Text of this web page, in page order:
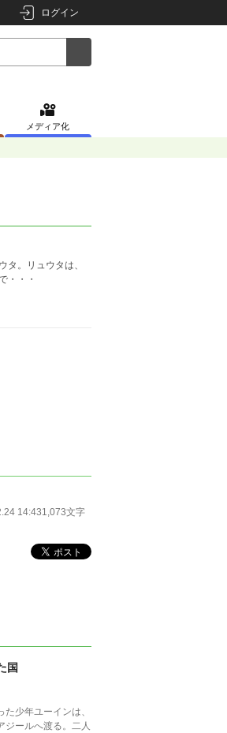
ログイン
メディア化
。リュウタは、
・・・
14:431,073文字
国
少年ユーインは、
ジールへ渡る。二人